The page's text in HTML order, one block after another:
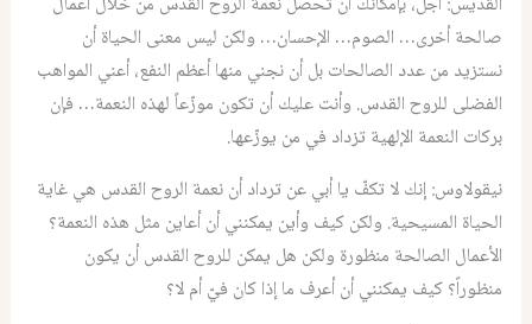
صالحة أخرى… الصوم… الإحسان… ولكن ليس معنى الحياة أن
نستزيد من عدد الصالحات بل أن نجني منها أعظم النفع، أعني المواهب
الفضلى للروح القدس. وأنت عليك أن تكون موزّعاً لهذه النعمة… فإن
بركات النعمة الإلهية تزداد في من يوزّعها.
نيقولاوس:إنك لا تكفّ يا أبي عن ترداد أن نعمة الروح القدس هي غاية
الحياة المسيحية. ولكن كيف وأين يمكنني أن أعاين مثل هذه النعمة؟
الأعمال الصالحة منظورة ولكن هل يمكن للروح القدس أن يكون
منظوراً؟ كيف يمكنني أن أعرف ما إذا كان فيّ أم لا؟